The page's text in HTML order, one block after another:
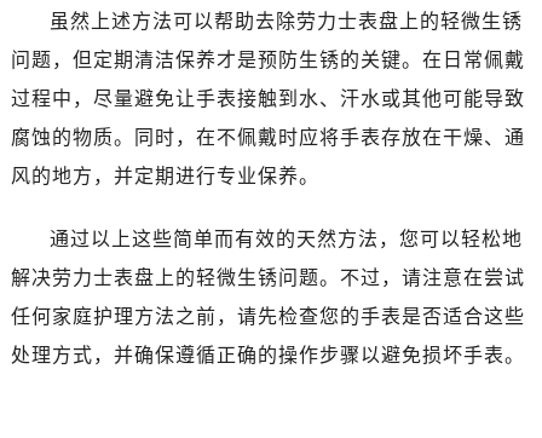
虽然上述方法可以帮助去除劳力士表盘上的轻微生锈
问题，但定期清洁保养才是预防生锈的关键。在日常佩戴
过程中，尽量避免让手表接触到水、汗水或其他可能导致
腐蚀的物质。同时，在不佩戴时应将手表存放在干燥、通
风的地方，并定期进行专业保养。
通过以上这些简单而有效的天然方法，您可以轻松地
解决劳力士表盘上的轻微生锈问题。不过，请注意在尝试
任何家庭护理方法之前，请先检查您的手表是否适合这些
处理方式，并确保遵循正确的操作步骤以避免损坏手表。